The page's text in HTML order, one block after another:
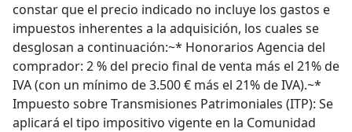
constar que el precio indicado no incluye los gastos e
impuestos inherentes a la adquisición, los cuales se
desglosan a continuación:~* Honorarios Agencia del
comprador: 2 % del precio final de venta más el 21% de
IVA (con un mínimo de 3.500 € más el 21% de IVA).~*
Impuesto sobre Transmisiones Patrimoniales (ITP): Se
aplicará el tipo impositivo vigente en la Comunidad